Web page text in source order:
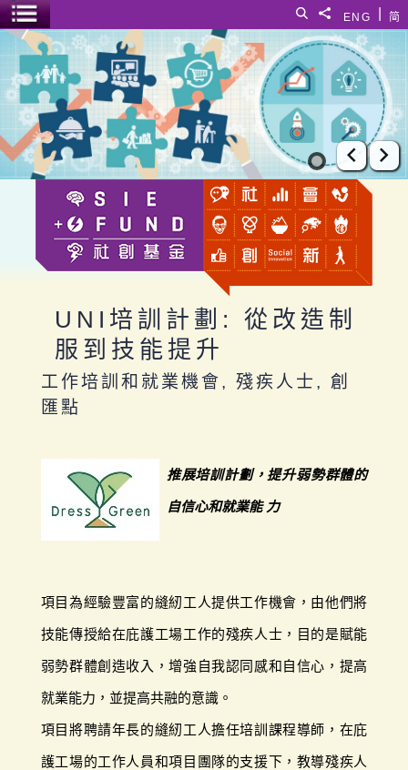
简
ENG
分享給
搜尋
選單開關
UNI培訓計劃: 從改造制服到技能提升
上一張
下
UNI培訓計劃: 從改造制
服到技能提升
工作培訓和就業機會, 殘疾人士, 創
匯點
推展培訓計劃，提升弱勢群體的
自信心和就業能 力
項目為經驗豐富的縫紉工人提供工作機會，由他們將
技能傳授給在庇護工場工作的殘疾人士，目的是賦能
弱勢群體創造收入，增強自我認同感和自信心，提高
就業能力，並提高共融的意識。
項目將聘請年長的縫紉工人擔任培訓課程導師，在庇
護工場的工作人員和項目團隊的支援下，教導殘疾人